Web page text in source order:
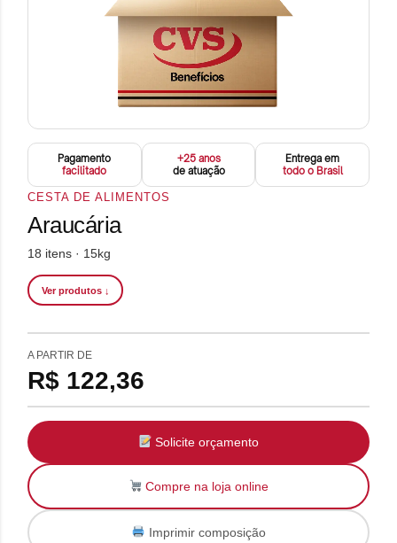
Pagamento
facilitado
+25 anos
de atuação
Entrega em
todo o Brasil
CESTA DE ALIMENTOS
Araucária
18 itens · 15kg
Ver produtos ↓
A PARTIR DE
R$ 122,36
Solicite orçamento
Compre na loja online
Imprimir composição